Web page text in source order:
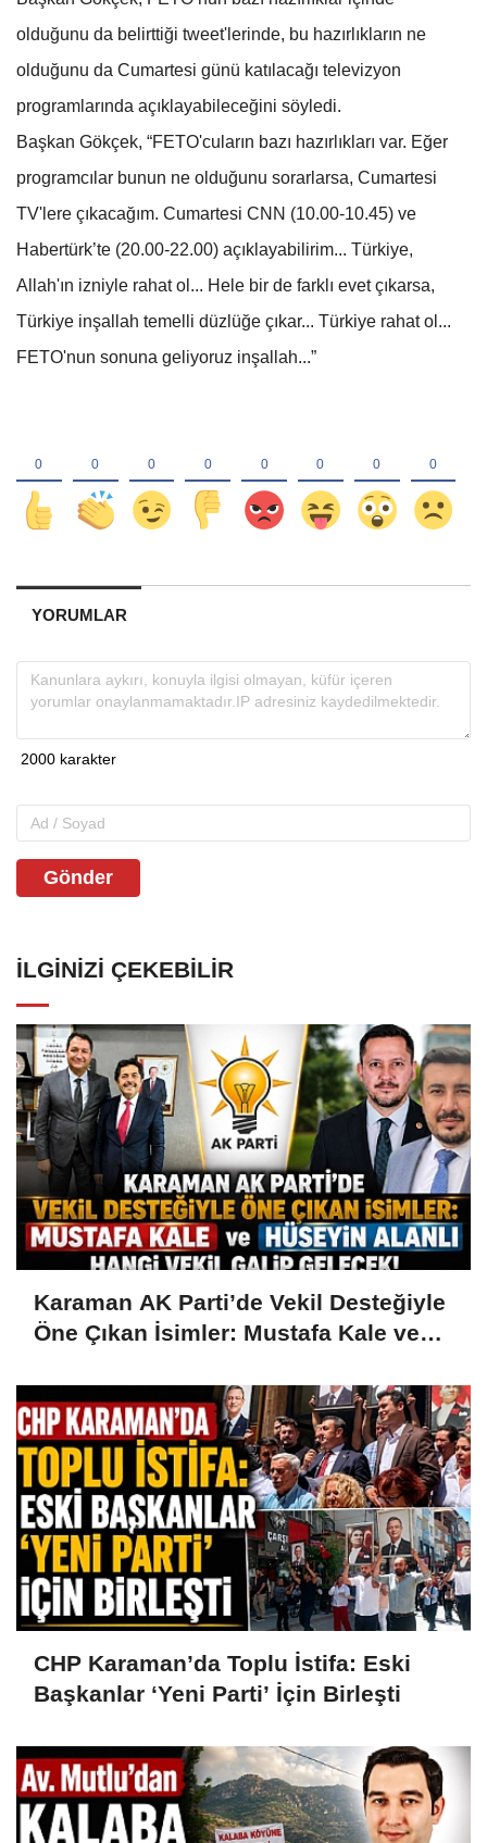
olduğunu da belirttiği tweet'lerinde, bu hazırlıkların ne
olduğunu da Cumartesi günü katılacağı televizyon
programlarında açıklayabileceğini söyledi.
Başkan Gökçek, “FETO'cuların bazı hazırlıkları var. Eğer
programcılar bunun ne olduğunu sorarlarsa, Cumartesi
TV'lere çıkacağım. Cumartesi CNN (10.00-10.45) ve
Habertürk’te (20.00-22.00) açıklayabilirim... Türkiye,
Allah'ın izniyle rahat ol... Hele bir de farklı evet çıkarsa,
Türkiye inşallah temelli düzlüğe çıkar... Türkiye rahat ol...
FETO'nun sonuna geliyoruz inşallah...”
YORUMLAR
Gönder
İLGINIZI ÇEKEBILIR
Karaman AK Parti’de Vekil Desteğiyle
Öne Çıkan İsimler: Mustafa Kale ve
CHP Karaman’da Toplu İstifa: Eski
Başkanlar ‘Yeni Parti’ İçin Birleşti